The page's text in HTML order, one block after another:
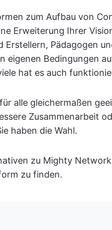
zum Aufbau von
Erweiterung Ihrer
Erstellern, Pädagogen
eigenen Bedingungen
hat es auch
alle gleichermaßen
Zusammenarbeit
haben die Wahl.
zu Mighty
zu finden.